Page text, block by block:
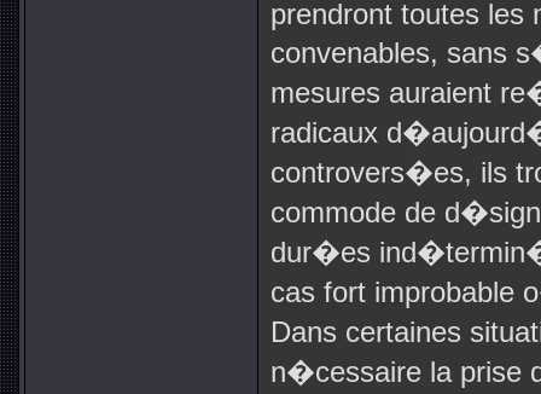
prendront toutes les
convenables, sans
mesures auraient
radicaux
controvers�es, ils
commode de
dur�es
cas fort improbable
Dans certaines
n�cessaire la prise